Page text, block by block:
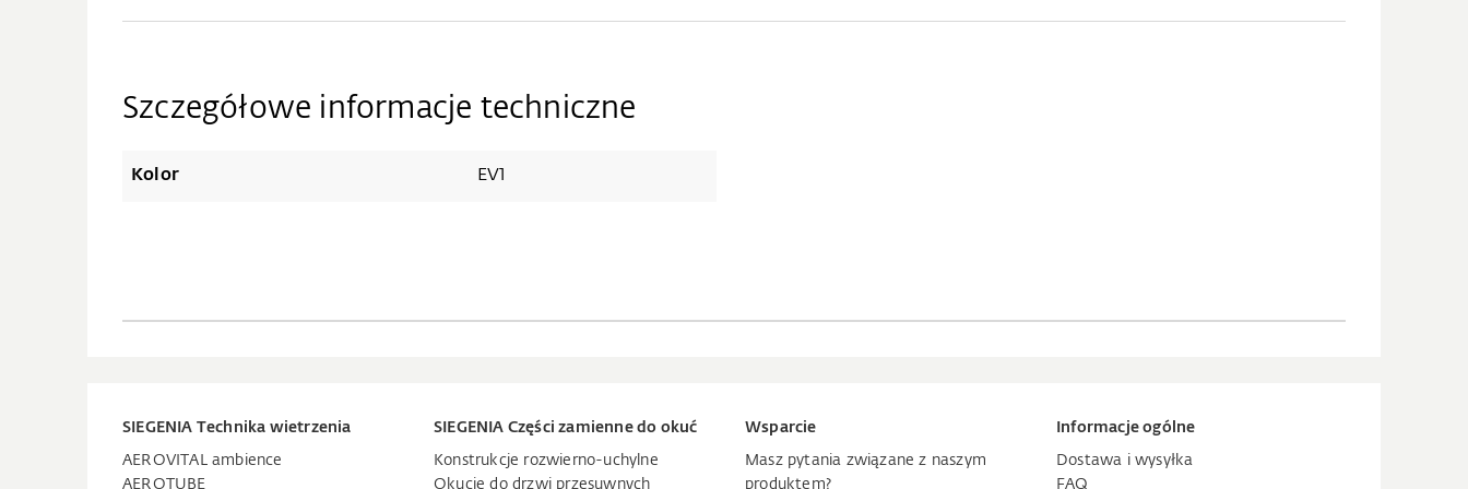
Szczegółowe informacje techniczne
Kolor EV1
SIEGENIA Technika wietrzenia
AEROVITAL ambience
AEROTUBE
SIEGENIA Części zamienne do okuć
Konstrukcje rozwierno-uchylne
Okucie do drzwi przesuwnych
Wsparcie
Masz pytania związane z naszym
produktem?
Informacje ogólne
Dostawa i wysyłka
FAQ